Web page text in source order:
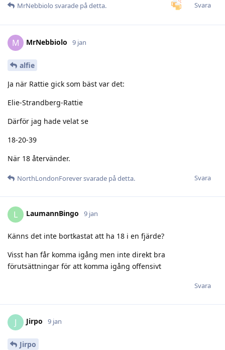
Svara
MrNebbiolo svarade på detta.
M MrNebbiolo 9 jan
alfie
Ja när Rattie gick som bäst var det:
Elie-Strandberg-Rattie
Därför jag hade velat se
18-20-39
När 18 återvänder.
Svara
NorthLondonForeversvarade på detta.
L LaumannBingo 9 jan
Känns det inte bortkastat att ha 18 i en fjärde?
Visst han får komma igång men inte direkt bra
förutsättningar för att komma igång offensivt
Svara
J Jirpo 9 jan
Jirpo